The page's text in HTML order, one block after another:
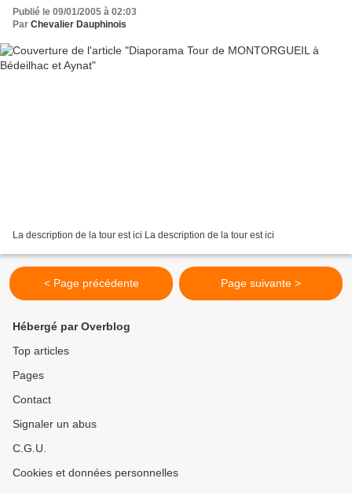
Publié le 09/01/2005 à 02:03
Par Chevalier Dauphinois
La description de la tour est ici La description de la tour est ici
< Page précédente Page suivante >
Hébergé par Overblog
Top articles
Pages
Contact
Signaler un abus
C.G.U.
Cookies et données personnelles